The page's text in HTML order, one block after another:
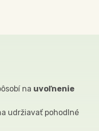
na uvoľnenie
udržiavať pohodlné